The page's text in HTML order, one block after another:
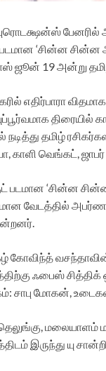
புரொடக்ஷன்ஸ் பேனரில்
‘சின்ன சின்ன
ஜூன் 19 அன்று
எதிர்பாரா
திரையில்
நடித்து தமிழ்
காளி வெங்கட்,
படமான ‘சின்ன
வேடத்தில் அபர்ணா
கோவிந்த்
ஃபைஸ்
சாபு மோகன்,
மலையாளம்
இருந்து யு